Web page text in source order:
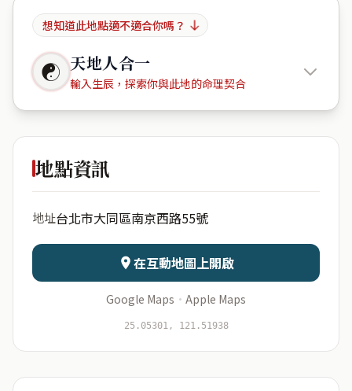
想知道此地點適不適合你嗎？
☯ 天地人合一
輸入生辰，探索你與此地的命理契合
JR中山
日期 出生時辰
資料僅用於即時分析，不會儲存於伺服器
地點資訊
地址台北市大同區南京西路55號
在互動地圖上開啟
Google Maps · Apple Maps
25.05301, 121.51938